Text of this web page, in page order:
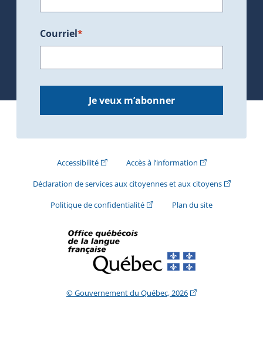
Courriel*
Je veux m’abonner
Accessibilité(Cet hyperlien externe s'ouvrira dans une
Accès à l’information(Cet hyperlien
Déclaration de services aux citoyennes et aux citoyens(Cet
Politique de confidentialité(Cet hyperlien externe s'ouvrira
Plan du site
© Gouvernement du Québec, 2026(Cet hyperlien